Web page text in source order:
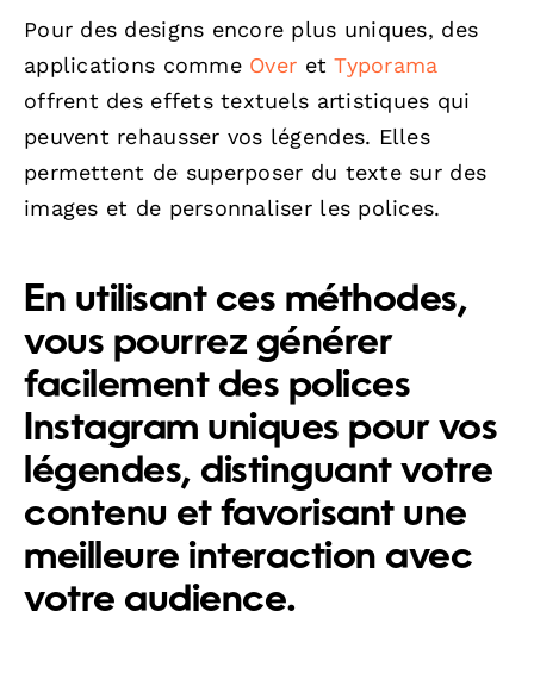
Pour des designs encore plus uniques, des
applications comme Over etTyporama
offrent des effets textuels artistiques qui
peuvent rehausser vos légendes. Elles
permettent de superposer du texte sur des
images et de personnaliser les polices.
En utilisant ces méthodes,
vous pourrez générer
facilement des polices
Instagram uniques pour vos
légendes, distinguant votre
contenu et favorisant une
meilleure interaction avec
votre audience.